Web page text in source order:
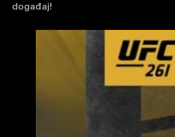
događaj!